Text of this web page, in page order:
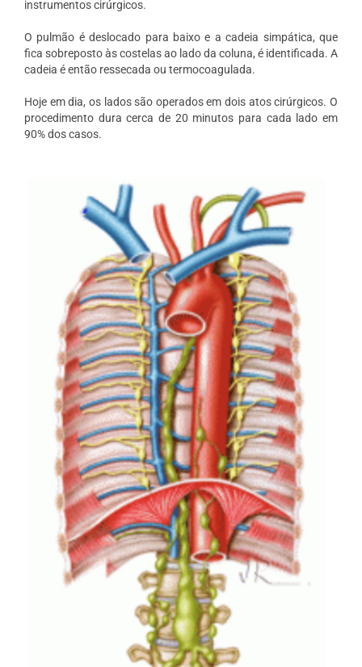
instrumentos cirúrgicos.
O pulmão é deslocado para baixo e a cadeia simpática, que
fica sobreposto às costelas ao lado da coluna, é identificada. A
cadeia é então ressecada ou termocoagulada.
Hoje em dia, os lados são operados em dois atos cirúrgicos. O
procedimento dura cerca de 20 minutos para cada lado em
90% dos casos.